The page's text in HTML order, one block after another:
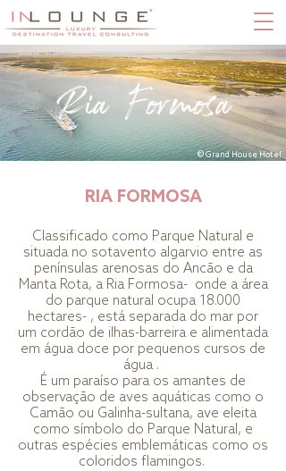
Ria Formosa
© Grand House Hotel
RIA FORMOSA
Classificado como Parque Natural e
situada no sotavento algarvio entre as
penínsulas arenosas do Ancão e da
Manta Rota, a Ria Formosa- onde a área
do parque natural ocupa 18.000
hectares- , está separada do mar por
um cordão de ilhas-barreira e alimentada
em água doce por pequenos cursos de
água .
É um paraíso para os amantes de
observação de aves aquáticas como o
Camão ou Galinha-sultana, ave eleita
como símbolo do Parque Natural, e
outras espécies emblemáticas como os
coloridos flamingos.